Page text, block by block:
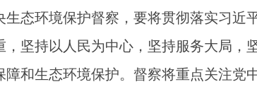
生态环境保护督察，要将贯彻落实习
坚持以人民为中心，坚持服务大局
和生态环境保护。督察将重点关注